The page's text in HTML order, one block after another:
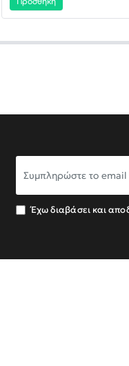
το
σας
Έχω διαβάσει και